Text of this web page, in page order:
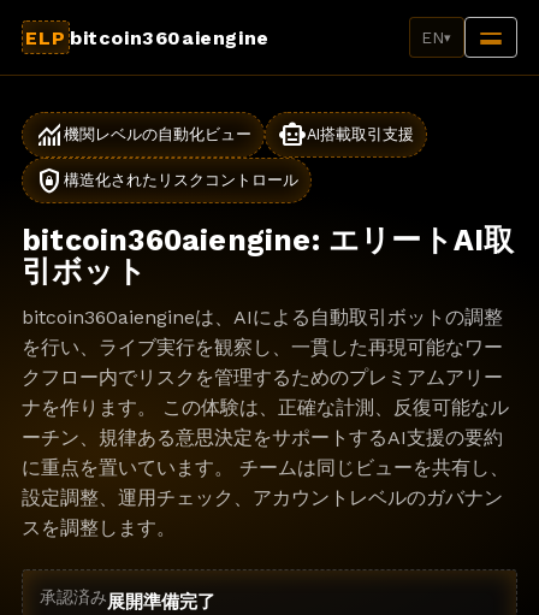
ELP bitcoin360aiengine EN▾
monitoring 機関レベルの自動化ビュー smart_toyAI搭載取引支援
shield_lock 構造化されたリスクコントロール
bitcoin360aiengine: エリートAI取
引ボット
bitcoin360aiengineは、AIによる自動取引ボットの調整
を行い、ライブ実行を観察し、一貫した再現可能なワー
クフロー内でリスクを管理するためのプレミアムアリー
ナを作ります。 この体験は、正確な計測、反復可能なル
ーチン、規律ある意思決定をサポートするAI支援の要約
に重点を置いています。 チームは同じビューを共有し、
設定調整、運用チェック、アカウントレベルのガバナン
スを調整します。
承認済み展開準備完了